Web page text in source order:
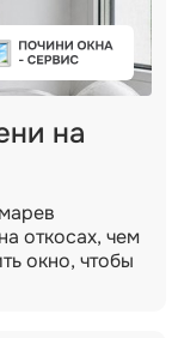
на
откосах, чем
окно, чтобы